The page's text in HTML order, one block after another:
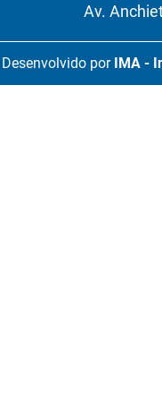
Av.
Desenvolvido por IMA -